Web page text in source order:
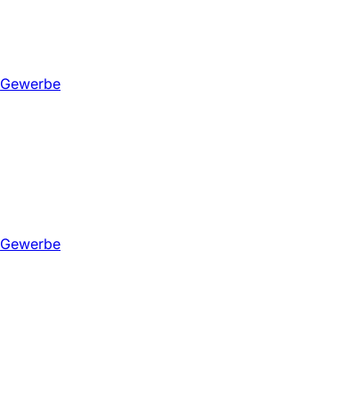
Gewerbe
Gewerbe